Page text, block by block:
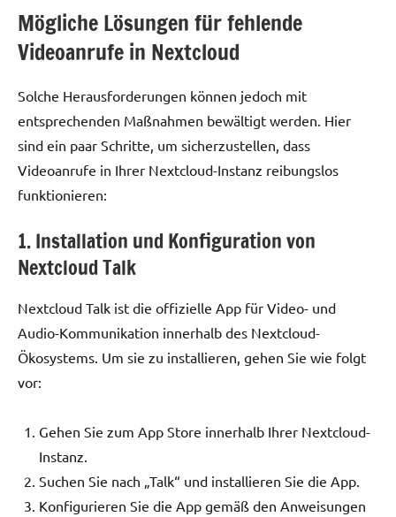
Mögliche Lösungen für fehlende
Videoanrufe in Nextcloud
Solche Herausforderungen können jedoch mit
entsprechenden Maßnahmen bewältigt werden. Hier
sind ein paar Schritte, um sicherzustellen, dass
Videoanrufe in Ihrer Nextcloud-Instanz reibungslos
funktionieren:
1. Installation und Konfiguration von
Nextcloud Talk
Nextcloud Talk ist die offizielle App für Video- und
Audio-Kommunikation innerhalb des Nextcloud-
Ökosystems. Um sie zu installieren, gehen Sie wie folgt
vor:
Gehen Sie zum App Store innerhalb Ihrer Nextcloud-
Instanz.
Suchen Sie nach „Talk“ und installieren Sie die App.
Konfigurieren Sie die App gemäß den Anweisungen